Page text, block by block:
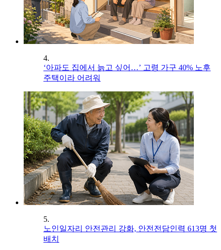
4.
‘아파도 집에서 늙고 싶어…’ 고령 가구 40% 노후
주택이라 어려워
5.
노인일자리 안전관리 강화, 안전전담인력 613명 첫
배치